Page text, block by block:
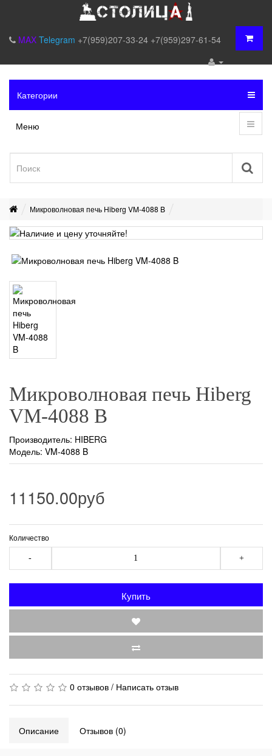
MAX Telegram +7(959)207-33-24 +7(959)297-61-54
Категории
Меню
Микроволновая печь Hiberg VM-4088 B
Микроволновая печь Hiberg
VM-4088 B
Производитель: HIBERG
Модель: VM-4088 B
11150.00руб
Количество
- +
Купить
0 отзывов / Написать отзыв
Описание Отзывов (0)